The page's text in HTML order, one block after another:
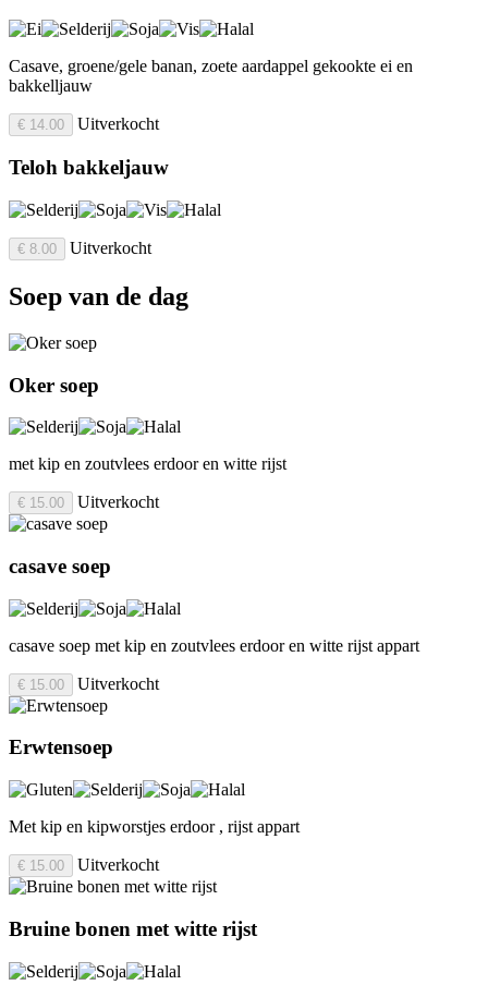
Casave, groene/gele banan, zoete aardappel gekookte ei en
bakkelljauw
€ 14.00 Uitverkocht
Teloh bakkeljauw
€ 8.00 Uitverkocht
Soep van de dag
Oker soep
met kip en zoutvlees erdoor en witte rijst
€ 15.00 Uitverkocht
casave soep
casave soep met kip en zoutvlees erdoor en witte rijst appart
€ 15.00 Uitverkocht
Erwtensoep
Met kip en kipworstjes erdoor , rijst appart
€ 15.00 Uitverkocht
Bruine bonen met witte rijst